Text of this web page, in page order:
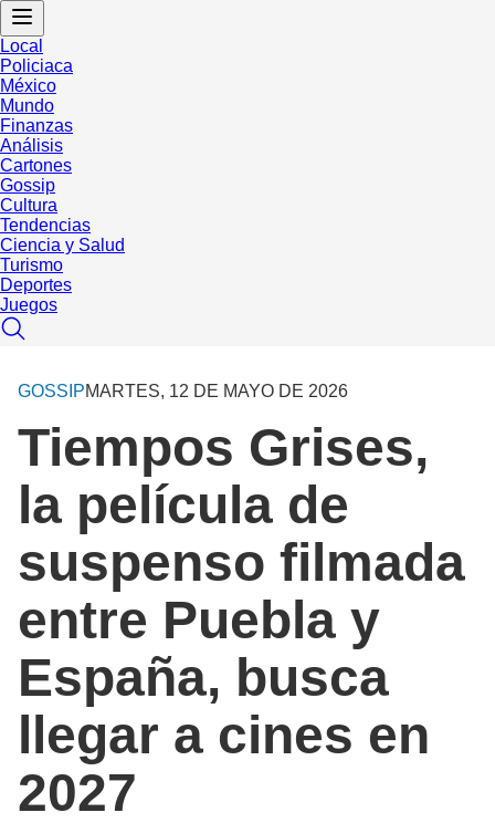
Local
Policiaca
México
Mundo
Finanzas
Análisis
Cartones
Gossip
Cultura
Tendencias
Ciencia y Salud
Turismo
Deportes
Juegos
GOSSIPMARTES, 12 DE MAYO DE 2026
Tiempos Grises,
la película de
suspenso filmada
entre Puebla y
España, busca
llegar a cines en
2027